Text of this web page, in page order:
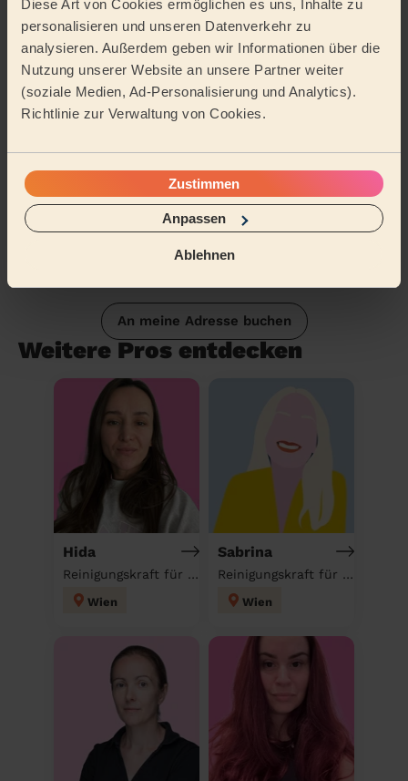
Diese Art von Cookies ermöglichen es uns, Inhalte zu
personalisieren und unseren Datenverkehr zu
analysieren. Außerdem geben wir Informationen über die
Nutzung unserer Website an unsere Partner weiter
(soziale Medien, Ad-Personalisierung und Analytics).
Richtlinie zur Verwaltung von Cookies.
Zustimmen
Anpassen
Ablehnen
Tätigkeitsbereich
An meine Adresse buchen
Weitere Pros entdecken
Hida
Reinigungskraft für deinen Haushalt
Wien
Sabrina
Reinigungskraft für deinen Haushalt
Wien